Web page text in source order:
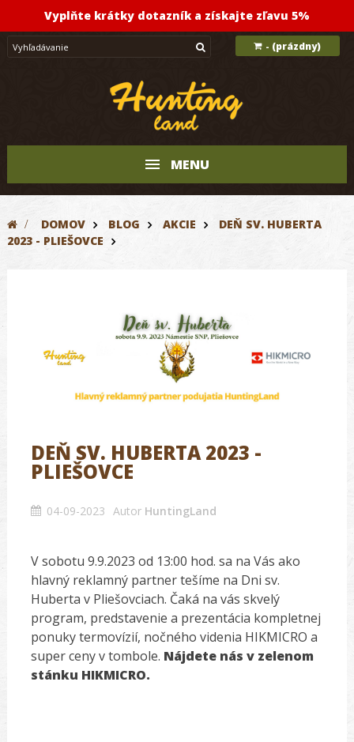
Vyplňte krátky dotazník a získajte zľavu 5%
- (prázdny)
MENU
> DOMOV BLOG AKCIE
DEŇ SV. HUBERTA
2023 - PLIEŠOVCE
DEŇ SV. HUBERTA 2023 -
PLIEŠOVCE
04-09-2023 Autor HuntingLand
V sobotu 9.9.2023 od 13:00 hod. sa na Vás ako
hlavný reklamný partner tešíme na Dni sv.
Huberta v Pliešovciach. Čaká na vás skvelý
program, predstavenie a prezentácia kompletnej
ponuky termovízií, nočného videnia HIKMICRO a
super ceny v tombole. Nájdete nás v zelenom
stánku HIKMICRO.